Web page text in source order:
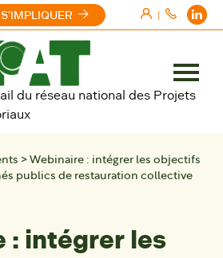
|
du réseau national des Projets
S'IMPLIQUER
Ouvrir
le
> Webinaire : intégrer les objectifs
publics de restauration collective
: intégrer les